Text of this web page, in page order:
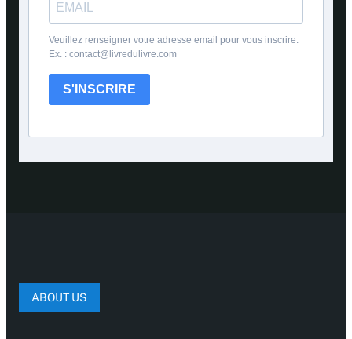
Veuillez renseigner votre adresse email pour vous inscrire.
Ex. : contact@livredulivre.com
S'INSCRIRE
ABOUT US